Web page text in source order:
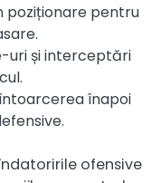
poziționare pentru
uri și interceptări
înapoi
ofensive